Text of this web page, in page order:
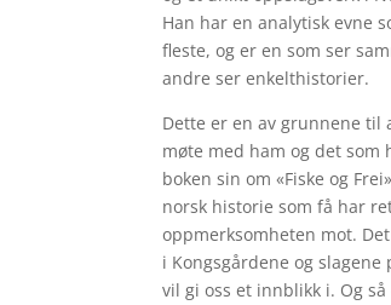
Han har en analytisk evne
fleste, og er en som ser
andre ser enkelthistorier.
Dette er en av grunnene til
møte med ham og det som
boken sin om «Fiske og
norsk historie som få har
oppmerksomheten mot.
i Kongsgårdene og slagene
vil gi oss et innblikk i. Og